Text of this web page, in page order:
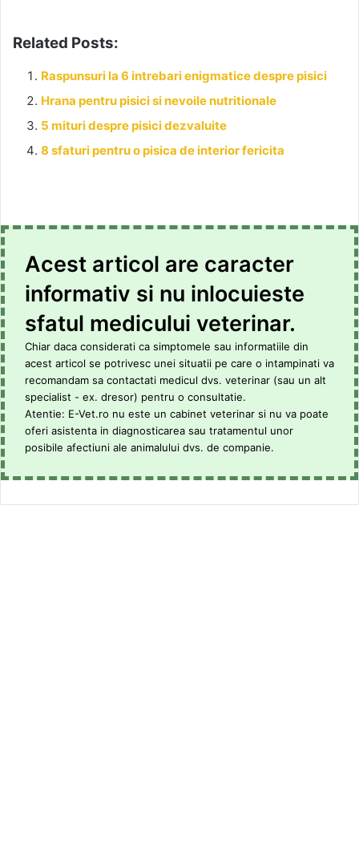
Related Posts:
Raspunsuri la 6 intrebari enigmatice despre pisici
Hrana pentru pisici si nevoile nutritionale
5 mituri despre pisici dezvaluite
8 sfaturi pentru o pisica de interior fericita
Acest articol are caracter
informativ si nu inlocuieste
sfatul medicului veterinar.
Chiar daca considerati ca simptomele sau informatiile din
acest articol se potrivesc unei situatii pe care o intampinati va
recomandam sa contactati medicul dvs. veterinar (sau un alt
specialist - ex. dresor) pentru o consultatie.
Atentie: E-Vet.ro nu este un cabinet veterinar si nu va poate
oferi asistenta in diagnosticarea sau tratamentul unor
posibile afectiuni ale animalului dvs. de companie.